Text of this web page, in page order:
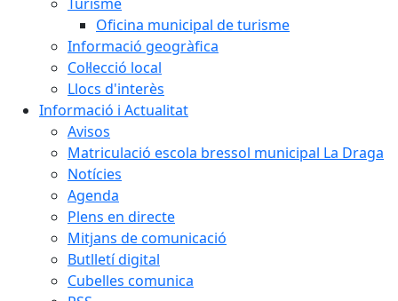
Oficina municipal de turisme
Informació geogràfica
Col·lecció local
Llocs d'interès
Informació i Actualitat
Avisos
Matriculació escola bressol municipal La Draga
Notícies
Agenda
Plens en directe
Mitjans de comunicació
Butlletí digital
Cubelles comunica